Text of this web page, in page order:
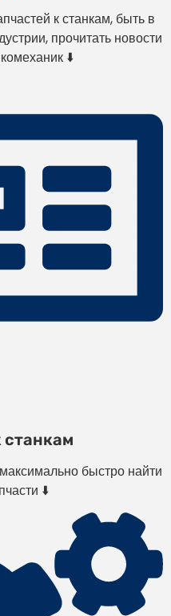
к станкам, быть в
прочитать новости
⬇️
станкам
быстро найти
⬇️